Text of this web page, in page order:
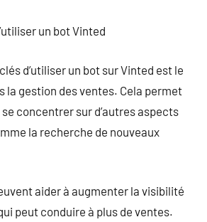
un bot Vinted
d’utiliser un bot sur Vinted est le
la gestion des ventes. Cela permet
concentrer sur d’autres aspects
la recherche de nouveaux
aider à augmenter la visibilité
peut conduire à plus de ventes.